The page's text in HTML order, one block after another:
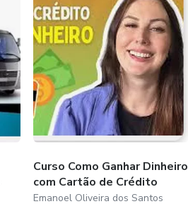
Curso Como Ganhar Dinheiro
com Cartão de Crédito
Emanoel Oliveira dos Santos